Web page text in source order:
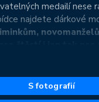
medailí nese
najdete dárkové
prázdný prostor pro
nabídky ražených
soboustrannou
S fotografií